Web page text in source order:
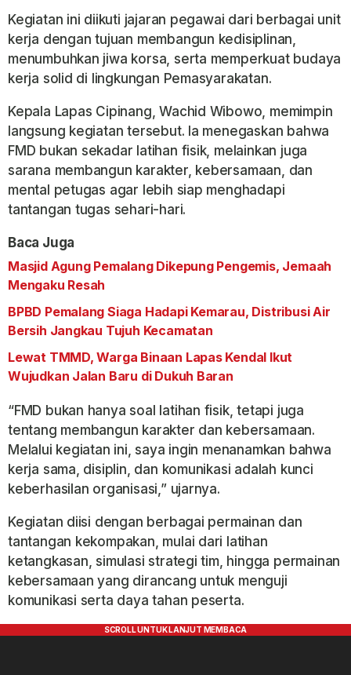
Kegiatan ini diikuti jajaran pegawai dari berbagai unit
kerja dengan tujuan membangun kedisiplinan,
menumbuhkan jiwa korsa, serta memperkuat budaya
kerja solid di lingkungan Pemasyarakatan.
Kepala Lapas Cipinang, Wachid Wibowo, memimpin
langsung kegiatan tersebut. Ia menegaskan bahwa
FMD bukan sekadar latihan fisik, melainkan juga
sarana membangun karakter, kebersamaan, dan
mental petugas agar lebih siap menghadapi
tantangan tugas sehari-hari.
Baca Juga
Masjid Agung Pemalang Dikepung Pengemis, Jemaah
Mengaku Resah
BPBD Pemalang Siaga Hadapi Kemarau, Distribusi Air
Bersih Jangkau Tujuh Kecamatan
Lewat TMMD, Warga Binaan Lapas Kendal Ikut
Wujudkan Jalan Baru di Dukuh Baran
“FMD bukan hanya soal latihan fisik, tetapi juga
tentang membangun karakter dan kebersamaan.
Melalui kegiatan ini, saya ingin menanamkan bahwa
kerja sama, disiplin, dan komunikasi adalah kunci
keberhasilan organisasi,” ujarnya.
Kegiatan diisi dengan berbagai permainan dan
tantangan kekompakan, mulai dari latihan
ketangkasan, simulasi strategi tim, hingga permainan
kebersamaan yang dirancang untuk menguji
komunikasi serta daya tahan peserta.